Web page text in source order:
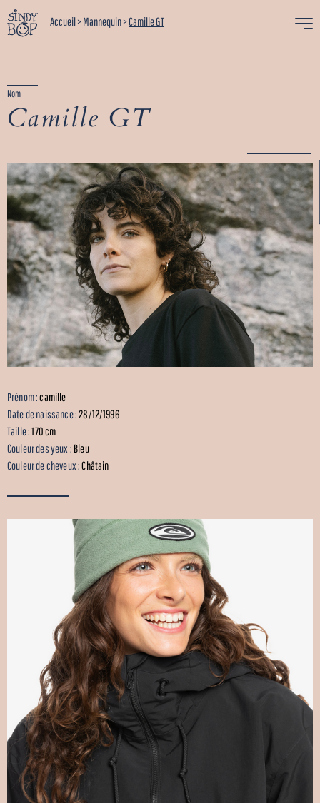
Accueil>Mannequin>Camille GT
Nom
Camille GT
Prénom :camille
Date de naissance :28/12/1996
Taille :170 cm
Couleur des yeux : Bleu
Couleur de cheveux :Châtain